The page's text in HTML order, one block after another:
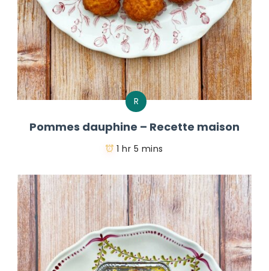
R
Pommes dauphine – Recette maison
1 hr 5 mins